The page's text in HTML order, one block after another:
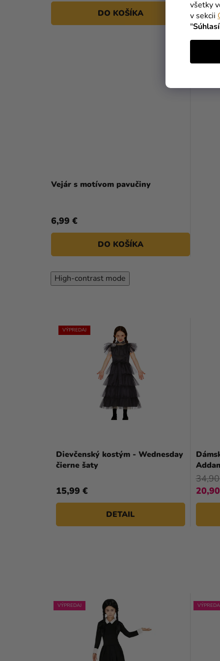
všetky
v sekcii
"
DO KOŠÍKA
Vejár s motívom pavučiny
6,99 €
DO KOŠÍKA
High-contrast mode
VÝPREDAJ
Dievčenský kostým - Wednesday
čierne šaty
15,99 €
DETAIL
VÝPREDAJ